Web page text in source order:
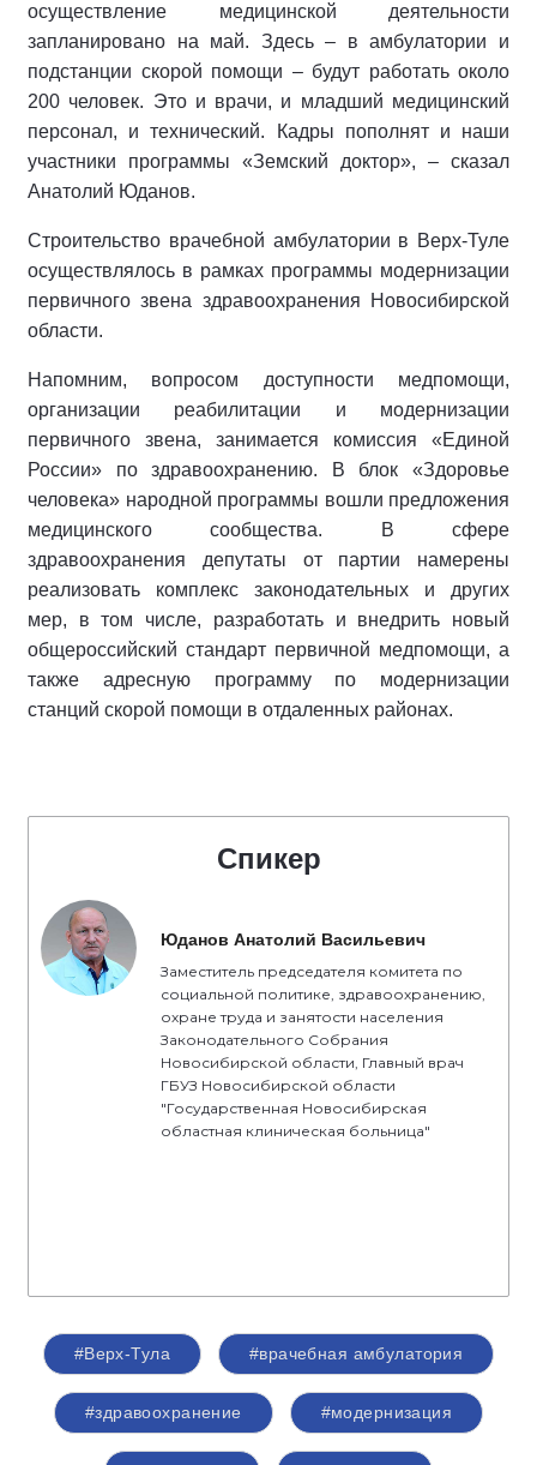
осуществление медицинской деятельности
запланировано на май. Здесь – в амбулатории и
подстанции скорой помощи – будут работать около
200 человек. Это и врачи, и младший медицинский
персонал, и технический. Кадры пополнят и наши
участники программы «Земский доктор», – сказал
Анатолий Юданов.
Строительство врачебной амбулатории в Верх-Туле
осуществлялось в рамках программы модернизации
первичного звена здравоохранения Новосибирской
области.
Напомним, вопросом доступности медпомощи,
организации реабилитации и модернизации
первичного звена, занимается комиссия «Единой
России» по здравоохранению. В блок «Здоровье
человека» народной программы вошли предложения
медицинского сообщества. В сфере
здравоохранения депутаты от партии намерены
реализовать комплекс законодательных и других
мер, в том числе, разработать и внедрить новый
общероссийский стандарт первичной медпомощи, а
также адресную программу по модернизации
станций скорой помощи в отдаленных районах.
Спикер
Юданов Анатолий Васильевич
Заместитель председателя комитета по
социальной политике, здравоохранению,
охране труда и занятости населения
Законодательного Собрания
Новосибирской области, Главный врач
ГБУЗ Новосибирской области
"Государственная Новосибирская
областная клиническая больница"
#Верх-Тула #врачебная амбулатория
#здравоохранение #модернизация